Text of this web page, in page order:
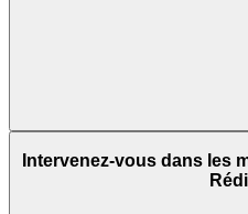
Intervenez-vous dans les